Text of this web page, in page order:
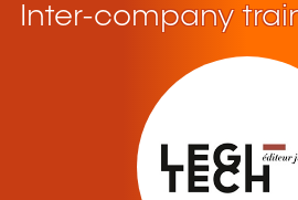
Inter-company